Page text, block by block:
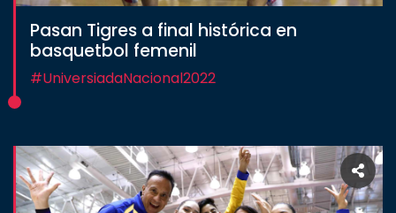
Pasan Tigres a final histórica en
basquetbol femenil
#UniversiadaNacional2022